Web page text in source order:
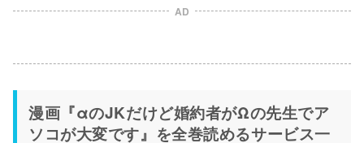
AD
漫画『αのJKだけど婚約者がΩの先生でア
ソコが大変です』を全巻読めるサービス一